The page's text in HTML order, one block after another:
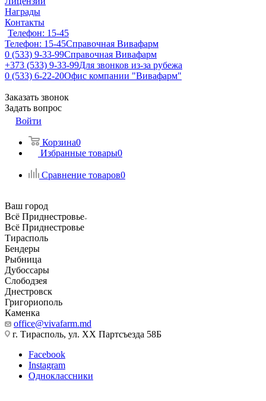
Награды
Контакты
Телефон: 15-45
Телефон: 15-45Справочная Вивафарм
0 (533) 9-33-99Справочная Вивафарм
+373 (533) 9-33-99Для звонков из-за рубежа
0 (533) 6-22-20Офис компании "Вивафарм"
Заказать звонок
Задать вопрос
Войти
Корзина0
Избранные товары0
Сравнение товаров0
Ваш город
Всё Приднестровье
Всё Приднестровье
Тирасполь
Бендеры
Рыбница
Дубоссары
Слободзея
Днестровск
Григориополь
Каменка
office@vivafarm.md
г. Тирасполь, ул. ХХ Партсъезда 58Б
Facebook
Instagram
Одноклассники